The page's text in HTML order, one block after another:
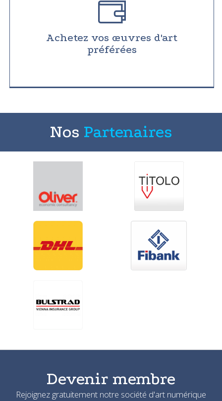
Achetez vos œuvres d'art
préférées
Nos Partenaires
Devenir membre
Rejoignez gratuitement notre société d'art numérique